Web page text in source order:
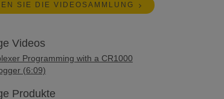
SIE DIE VIDEOSAMMLUNG
Videos
Programming with a CR1000
(6:09)
Produkte